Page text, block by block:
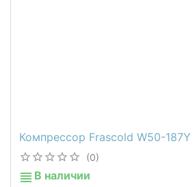
Компрессор Frascold W50-187Y
(0)
В наличии